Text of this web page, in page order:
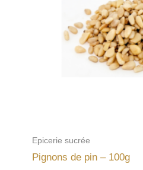
Epicerie sucrée
Pignons de pin – 100g